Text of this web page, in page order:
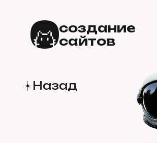
создание
сайтов
Назад